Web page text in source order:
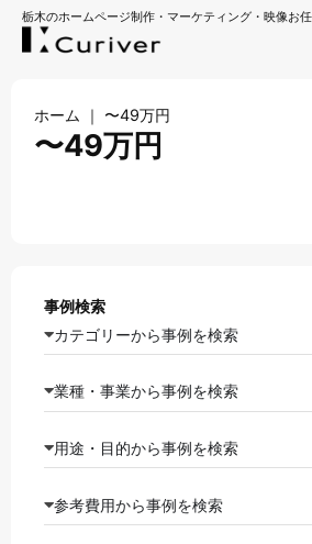
栃木のホームページ制作・マーケティング・映像お任
ホーム ｜ 〜49万円
〜49万円
事例検索
カテゴリーから事例を検索
業種・事業から事例を検索
用途・目的から事例を検索
参考費用から事例を検索